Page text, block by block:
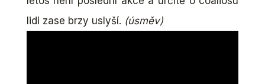
lidi zase brzy uslyší. (úsměv)